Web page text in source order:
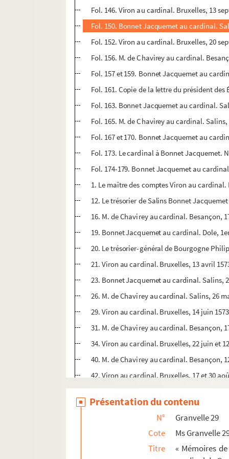
Fol. 146. Viron au cardinal. Bruxelles, 13
Fol. 150. Bonnet Jacquemet au cardinal.
Fol. 152. Viron au cardinal. Bruxelles, 20
Fol. 156. M. de Chavirey au cardinal.
Fol. 157 et 159. Bonnet Jacquemet au
Fol. 161. Copie de la lettre du président
Fol. 163. Bonnet Jacquemet au cardinal.
Fol. 165. M. de Chavirey au cardinal. Salins,
Fol. 167 et 170. Bonnet Jacquemet au
Fol. 173. Le cardinal à Bonnet Jacquemet.
Fol. 174-179. Bonnet Jacquemet au
1. Le maître des comptes Viron au cardinal.
12. Le trésorier de Salins Bonnet
16. M. de Chavirey au cardinal. Besançon,
19. Bonnet Jacquemet au cardinal. Dole,
20. Le trésorier-général de Bourgogne
21. Viron au cardinal. Bruxelles, 13 avril
23. Bonnet Jacquemet au cardinal. Salins,
26. M. de Chavirey au cardinal. Salins, 26
29. Viron au cardinal. Bruxelles, 14 juin 1573
31. M. de Chavirey au cardinal. Besançon,
34. Viron au cardinal. Bruxelles, 22 juin et
40. M. de Chavirey au cardinal. Besançon,
42. Viron au cardinal. Bruxelles, 17 et 30
48. M. de Chavirey au cardinal. Besançon,
50. Bonnet Jacquemet au cardinal. Salins,
52. Viron au cardinal. Bruxelles, 8
54. M. de Chavirey au cardinal. Besançon,
56. Bonnet Jacquemet au cardinal. Salins,
Présentation du contenu
N°
Granvelle 29
Cote
Ms Granvelle
Titre
« Mémoires